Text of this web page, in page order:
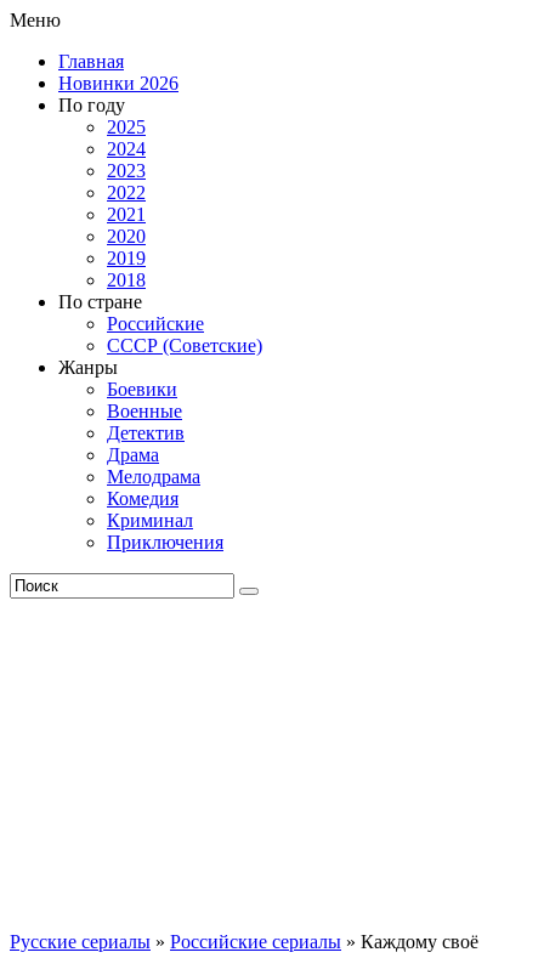
Меню
Главная
Новинки 2026
По году
2025
2024
2023
2022
2021
2020
2019
2018
По стране
Российские
СССР (Советские)
Жанры
Боевики
Военные
Детектив
Драма
Мелодрама
Комедия
Криминал
Приключения
Русские сериалы » Российские сериалы » Каждому своё